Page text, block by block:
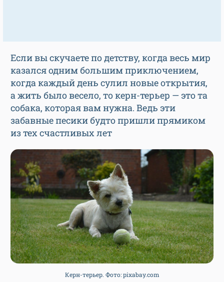
Если вы скучаете по детству, когда весь мир
казался одним большим приключением,
когда каждый день сулил новые открытия,
а жить было весело, то керн-терьер — это та
собака, которая вам нужна. Ведь эти
забавные песики будто пришли прямиком
из тех счастливых лет
Керн-терьер. Фото: pixabay.com